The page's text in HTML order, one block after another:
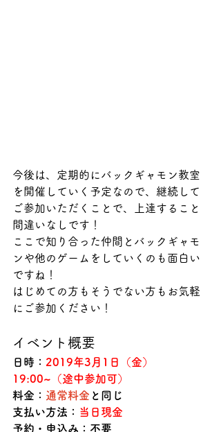
今後は、定期的にバックギャモン教室
を開催していく予定なので、継続して
ご参加いただくことで、上達すること
間違いなしです！
ここで知り合った仲間とバックギャモ
ンや他のゲームをしていくのも面白い
ですね！
はじめての方もそうでない方もお気軽
にご参加ください！
イベント概要
日時： 2019年3月1日（金）
19:00~（途中参加可）
料金： 通常料金 と同じ
支払い方法： 当日現金
予約・申込み：不要